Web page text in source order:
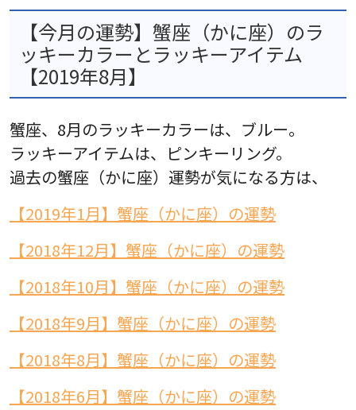
【今月の運勢】蟹座（かに座）のラ
ッキーカラーとラッキーアイテム
【2019年8月】
蟹座、8月のラッキーカラーは、ブルー。
ラッキーアイテムは、ピンキーリング。
過去の蟹座（かに座）運勢が気になる方は、
【2019年1月】蟹座（かに座）の運勢
【2018年12月】蟹座（かに座）の運勢
【2018年10月】蟹座（かに座）の運勢
【2018年9月】蟹座（かに座）の運勢
【2018年8月】蟹座（かに座）の運勢
【2018年6月】蟹座（かに座）の運勢